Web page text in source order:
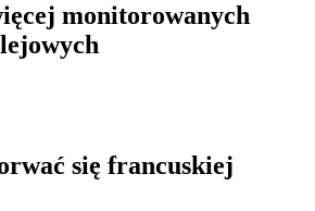
monitorowanych
się francuskiej